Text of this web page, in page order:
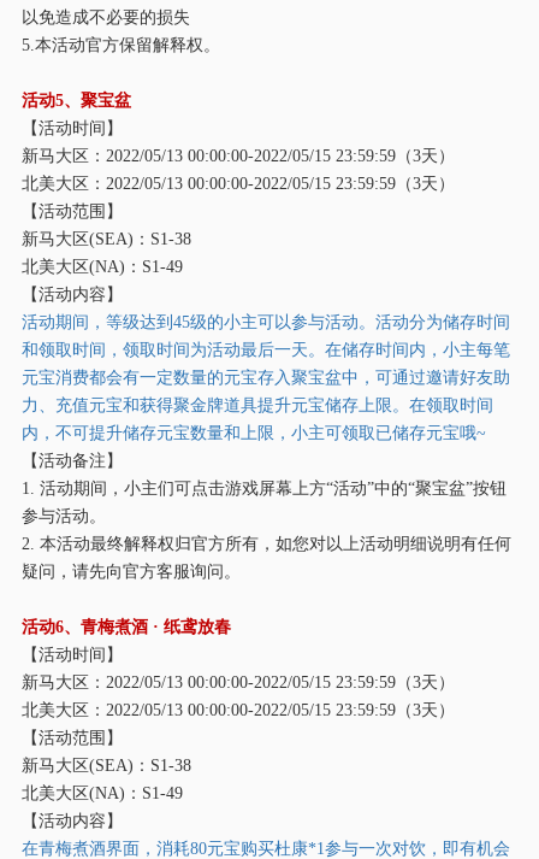
以免造成不必要的损失
5.本活动官方保留解释权。
活动5、聚宝盆
【活动时间】
新马大区： 2022/05/13 00:00:00-2022/05/15 23:59:59（3天）
北美大区： 2022/05/13 00:00:00-2022/05/15 23:59:59（3天）
【活动范围】
新马大区(SEA)：S1-38
北美大区(NA)：S1-49
【活动内容】
活动期间，等级达到45级的小主可以参与活动。活动分为储存时间
和领取时间，领取时间为活动最后一天。在储存时间内，小主每笔
元宝消费都会有一定数量的元宝存入聚宝盆中，可通过邀请好友助
力、充值元宝和获得聚金牌道具提升元宝储存上限。在领取时间
内，不可提升储存元宝数量和上限，小主可领取已储存元宝哦~
【活动备注】
1. 活动期间，小主们可点击游戏屏幕上方“活动”中的“聚宝盆”按钮
参与活动。
2. 本活动最终解释权归官方所有，如您对以上活动明细说明有任何
疑问，请先向官方客服询问。
活动6、青梅煮酒· 纸鸢放春
【活动时间】
新马大区： 2022/05/13 00:00:00-2022/05/15 23:59:59（3天）
北美大区： 2022/05/13 00:00:00-2022/05/15 23:59:59（3天）
【活动范围】
新马大区(SEA)：S1-38
北美大区(NA)：S1-49
【活动内容】
在青梅煮酒界面，消耗80元宝购买杜康*1参与一次对饮，即有机会